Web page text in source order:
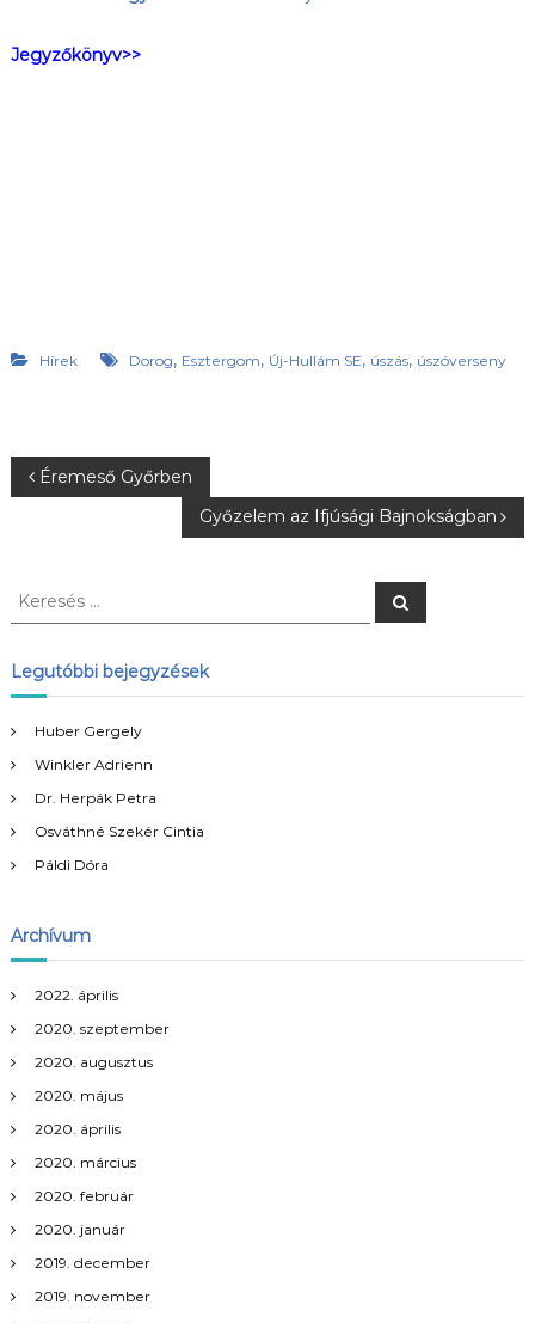
Jegyzőkönyv>>
Hírek Dorog, Esztergom, Új-Hullám SE, úszás, úszóverseny
B
g
y
z
é
n
a
v
i
g
á
c
Éremeső Győrben
Győzelem az Ifjúsági Bajnokságban
K
e
s
s
:
K
e
s
Legutóbbi bejegyzések
Huber Gergely
Winkler Adrienn
Dr. Herpák Petra
Osváthné Szekér Cintia
Páldi Dóra
Archívum
2022. április
2020. szeptember
2020. augusztus
2020. május
2020. április
2020. március
2020. február
2020. január
2019. december
2019. november